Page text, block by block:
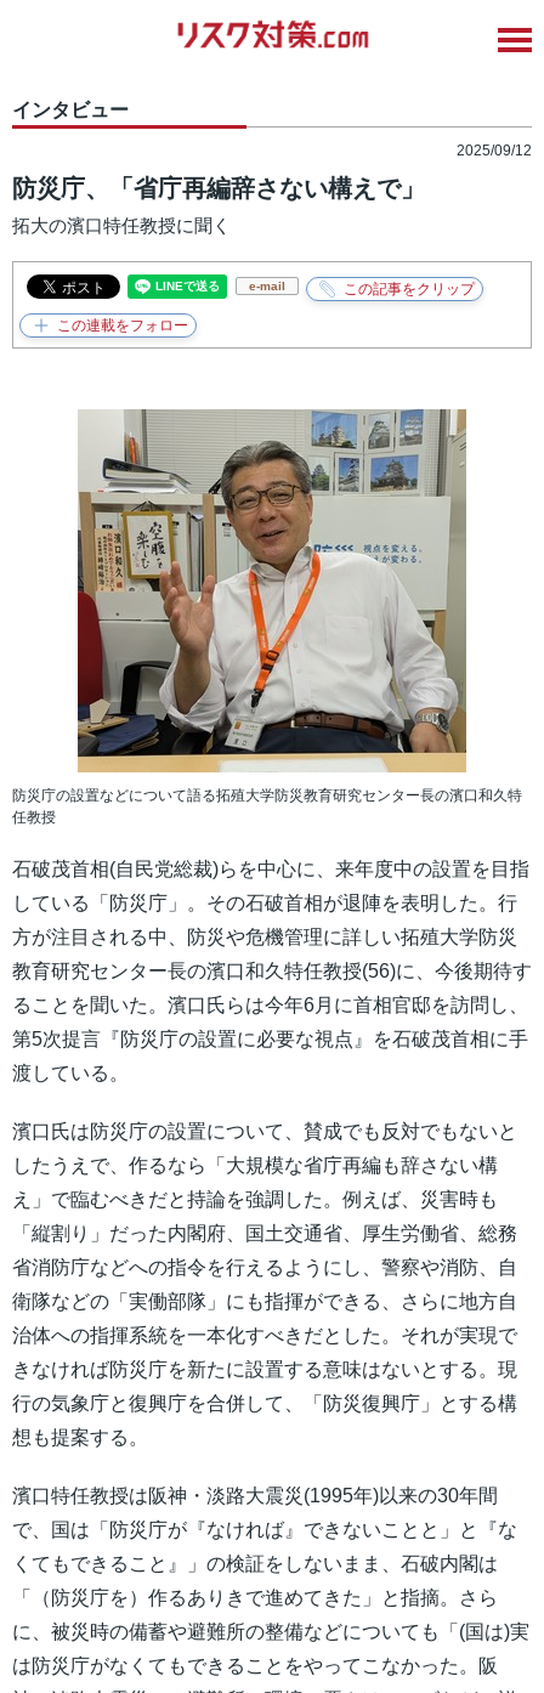
インタビュー
2025/09/12
防災庁、「省庁再編辞さない構えで」
拓大の濱口特任教授に聞く
e-mail
防災庁の設置などについて語る拓殖大学防災教育研究センター長の濱口和久特
任教授
石破茂首相(自民党総裁)らを中心に、来年度中の設置を目指
している「防災庁」。その石破首相が退陣を表明した。行
方が注目される中、防災や危機管理に詳しい拓殖大学防災
教育研究センター長の濱口和久特任教授(56)に、今後期待す
ることを聞いた。濱口氏らは今年6月に首相官邸を訪問し、
第5次提言『防災庁の設置に必要な視点』を石破茂首相に手
渡している。
濱口氏は防災庁の設置について、賛成でも反対でもないと
したうえで、作るなら「大規模な省庁再編も辞さない構
え」で臨むべきだと持論を強調した。例えば、災害時も
「縦割り」だった内閣府、国土交通省、厚生労働省、総務
省消防庁などへの指令を行えるようにし、警察や消防、自
衛隊などの「実働部隊」にも指揮ができる、さらに地方自
治体への指揮系統を一本化すべきだとした。それが実現で
きなければ防災庁を新たに設置する意味はないとする。現
行の気象庁と復興庁を合併して、「防災復興庁」とする構
想も提案する。
濱口特任教授は阪神・淡路大震災(1995年)以来の30年間
で、国は「防災庁が『なければ』できないことと」と『な
くてもできること』」の検証をしないまま、石破内閣は
「（防災庁を）作るありきで進めてきた」と指摘。さら
に、被災時の備蓄や避難所の整備などについても「(国は)実
は防災庁がなくてもできることをやってこなかった。阪